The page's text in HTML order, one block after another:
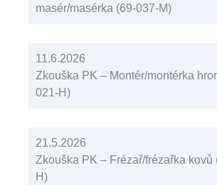
masér/masérka (69-037-M)
11.6.2026
Zkouška PK – Montér/montérka
021-H)
21.5.2026
Zkouška PK – Frézař/frézařka kovů
H)